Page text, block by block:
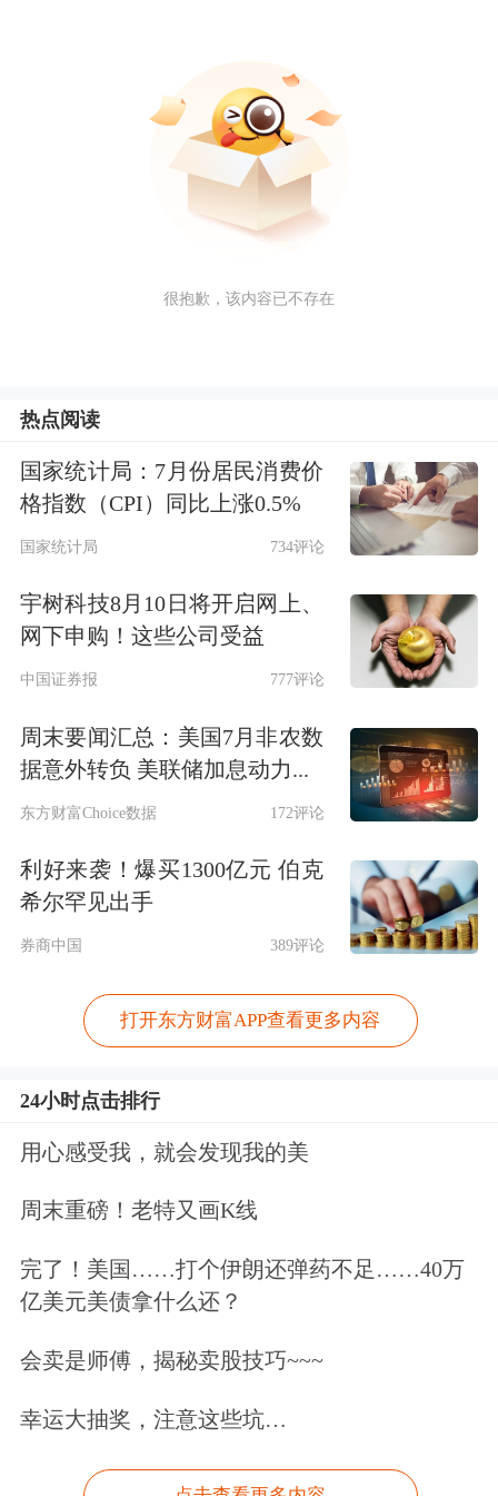
很抱歉，该内容已不存在
热点阅读
国家统计局：7月份居民消费价
格指数（CPI）同比上涨0.5%
国家统计局 734评论
宇树科技8月10日将开启网上、
网下申购！这些公司受益
中国证券报 777评论
周末要闻汇总：美国7月非农数
据意外转负 美联储加息动力...
东方财富Choice数据 172评论
利好来袭！爆买1300亿元 伯克
希尔罕见出手
券商中国 389评论
打开东方财富APP查看更多内容
24小时点击排行
用心感受我，就会发现我的美
周末重磅！老特又画K线
完了！美国……打个伊朗还弹药不足……40万
亿美元美债拿什么还？
会卖是师傅，揭秘卖股技巧~~~
幸运大抽奖，注意这些坑…